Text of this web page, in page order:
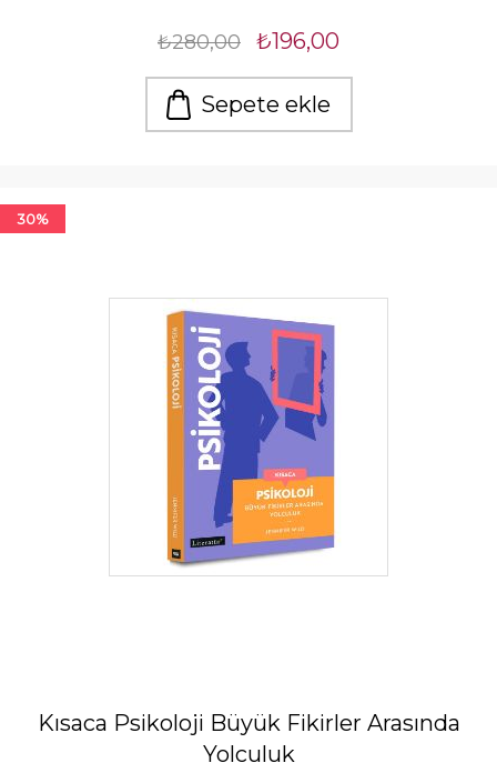
₺280,00 ₺196,00
Sepete ekle
30%
Kısaca Psikoloji Büyük Fikirler Arasında
Yolculuk